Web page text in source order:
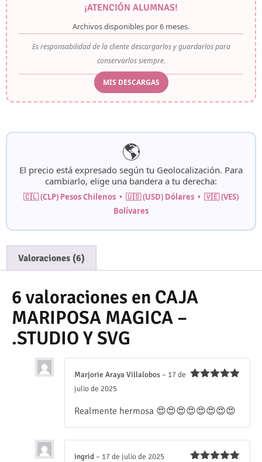
¡ATENCIÓN ALUMNAS!
Archivos disponibles por6 meses.
Es responsabilidad de la cliente descargarlos y guardarlos para
conservarlos siempre.
MIS DESCARGAS
🌎
El precio está expresado según tu Geolocalización. Para
cambiarlo, elige una bandera a tu derecha:
🇨🇱 (CLP) Pesos Chilenos • 🇺🇸 (USD) Dólares • 🇻🇪 (VES)
Bolívares
Valoraciones (6)
6 valoraciones en CAJA
MARIPOSA MAGICA –
.STUDIO Y SVG
Marjorie Araya Villalobos– 17 de
julio de 2025
Realmente hermosa 😍😍😍😍😍😍😍😍
ingrid– 17 de julio de 2025